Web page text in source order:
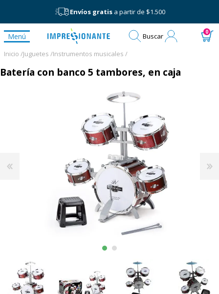
Envíos gratisa partir de $1.500
Menú Buscar 0
Inicio /Juguetes /Instrumentos musicales /
Batería con banco 5 tambores, en caja